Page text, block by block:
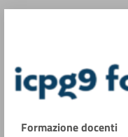
Formazione docenti